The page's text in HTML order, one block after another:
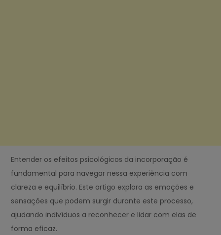
Entender os efeitos psicológicos da incorporação é
fundamental para navegar nessa experiência com
clareza e equilíbrio. Este artigo explora as emoções e
sensações que podem surgir durante este processo,
ajudando indivíduos a reconhecer e lidar com elas de
forma eficaz.